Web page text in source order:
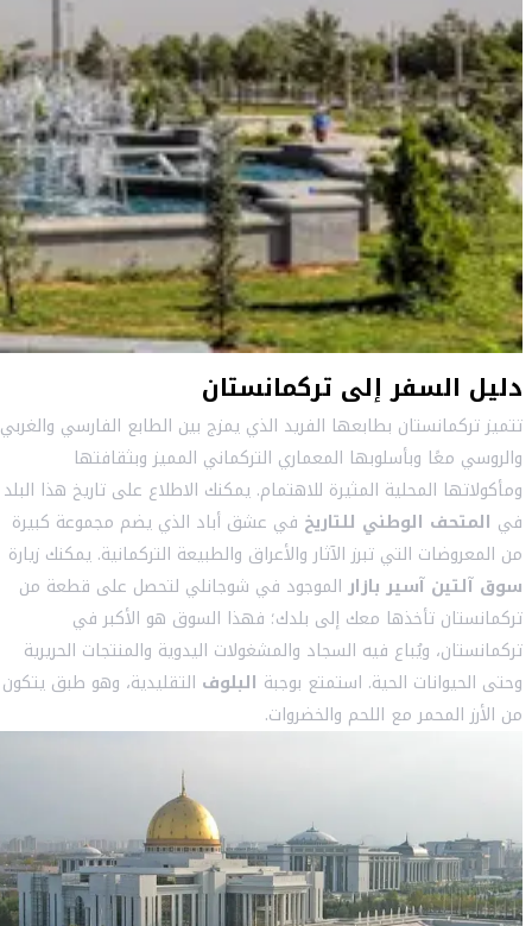
دليل السفر إلى تركمانستان
تتميز تركمانستان بطابعها الفريد الذي يمزج بين الطابع الفارسي والغربي
والروسي معًا وبأسلوبها المعماري التركماني المميز وبثقافتها
ومأكولاتها المحلية المثيرة للاهتمام. يمكنك الاطلاع على تاريخ هذا البلد
في المتحف الوطني للتاريخ في عشق أباد الذي يضم مجموعة كبيرة
من المعروضات التي تبرز الآثار والأعراق والطبيعة التركمانية. يمكنك زيارة
سوق آلتين آسير بازار الموجود في شوجانلي لتحصل على قطعة من
تركمانستان تأخذها معك إلى بلدك؛ فهذا السوق هو الأكبر في
تركمانستان، ويُباع فيه السجاد والمشغولات اليدوية والمنتجات الحريرية
وحتى الحيوانات الحية. استمتع بوجبة البلوف التقليدية، وهو طبق يتكون
من الأرز المحمر مع اللحم والخضروات.